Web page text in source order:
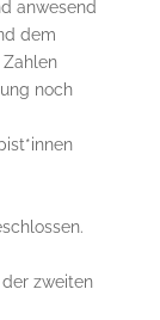
anwesend
dem
Zahlen
noch
zweiten